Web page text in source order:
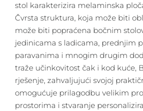
stol karakterizira melaminska
Čvrsta struktura, koja može biti
može biti popraćena bočnim
jedinicama s ladicama, prednjim
paravanima i mnogim drugim
traže učinkovitost čak i kod kuće,
rješenje, zahvaljujući svojoj
omogućuje prilagodbu velikim
prostorima i stvaranje